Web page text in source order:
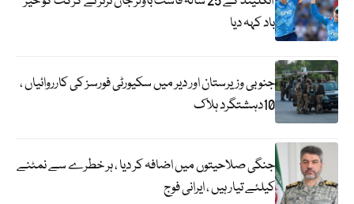
باد کہہ دیا
جنوبی وزیرستان اور دیر میں سکیورٹی فورسز کی کارروائیاں ،
10دہشتگرد ہلاک
جنگی صلاحیتوں میں اضافہ کر دیا ، ہر خطرے سے نمٹنے
کیلئے تیار ہیں ، ایرانی فوج